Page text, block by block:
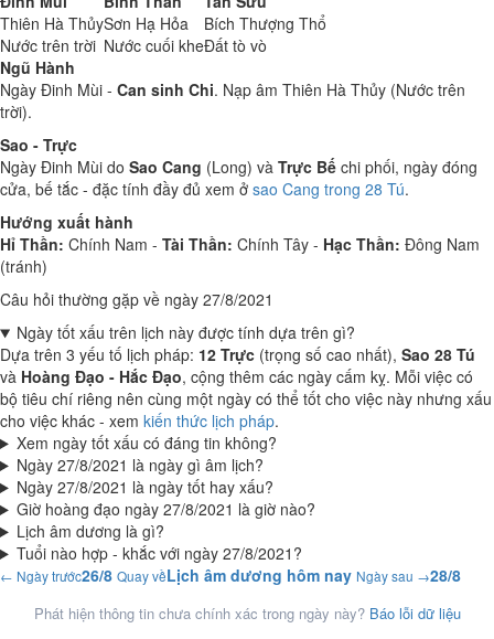
Thiên Hà ThủySơn Hạ Hỏa
Bích Thượng Thổ
Nước trên trời Nước cuối kheĐất tò vò
Ngũ Hành
Ngày Đinh Mùi - Can sinh Chi. Nạp âm Thiên Hà Thủy (Nước trên
trời).
Sao - Trực
Ngày Đinh Mùi do Sao Cang (Long) và Trực Bế chi phối, ngày đóng
cửa, bế tắc - đặc tính đầy đủ xem ở sao Cang trong 28 Tú.
Hướng xuất hành
Hỉ Thần: Chính Nam - Tài Thần: Chính Tây - Hạc Thần: Đông Nam
(tránh)
Câu hỏi thường gặp về ngày 27/8/2021
Ngày tốt xấu trên lịch này được tính dựa trên gì?
Dựa trên 3 yếu tố lịch pháp: 12 Trực (trọng số cao nhất), Sao 28 Tú
và Hoàng Đạo - Hắc Đạo, cộng thêm các ngày cấm kỵ. Mỗi việc có
bộ tiêu chí riêng nên cùng một ngày có thể tốt cho việc này nhưng xấu
cho việc khác - xem kiến thức lịch pháp.
Xem ngày tốt xấu có đáng tin không?
Ngày 27/8/2021 là ngày gì âm lịch?
Ngày 27/8/2021 là ngày tốt hay xấu?
Giờ hoàng đạo ngày 27/8/2021 là giờ nào?
Lịch âm dương là gì?
Tuổi nào hợp - khắc với ngày 27/8/2021?
← Ngày trước26/8 Quay vềLịch âm dương hôm nay Ngày sau →28/8
Phát hiện thông tin chưa chính xác trong ngày này? Báo lỗi dữ liệu